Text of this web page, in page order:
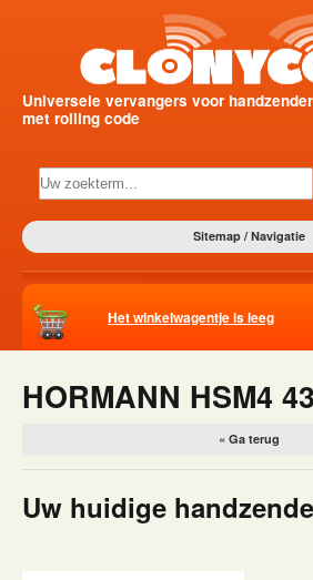
Universele vervangers voor
met rolling code
Sitemap / Navigatie
Het winkelwagentje is leeg
HORMANN HSM4
« Ga terug
Uw huidige